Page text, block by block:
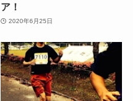
ア！
2020年6月25日